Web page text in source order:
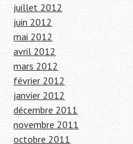
juillet 2012
juin 2012
mai 2012
avril 2012
mars 2012
février 2012
janvier 2012
décembre 2011
novembre 2011
octobre 2011